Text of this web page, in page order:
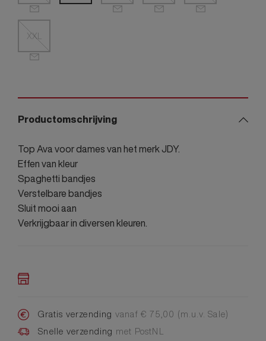
XXL
Productomschrijving
Top Ava voor dames van het merk JDY.
Effen van kleur
Spaghetti bandjes
Verstelbare bandjes
Sluit mooi aan
Verkrijgbaar in diversen kleuren.
Gratis verzending vanaf € 75,00 (m.u.v. Sale)
Snelle verzending met PostNL